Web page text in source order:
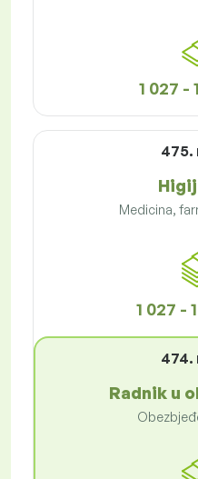
1 027 -
475.
Medicina,
1 027 -
474.
Radnik u